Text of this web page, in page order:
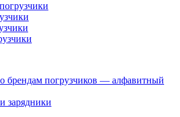
брендам погрузчиков — алфавитный
зарядники